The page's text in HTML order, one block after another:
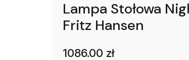
Lampa Stołowa
Fritz Hansen
1086.00 zł